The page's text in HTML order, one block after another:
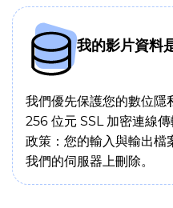
我的影片資料
我們優先保護您的數位隱
256 位元 SSL 加密連線
政策：您的輸入與輸出檔
我們的伺服器上刪除。